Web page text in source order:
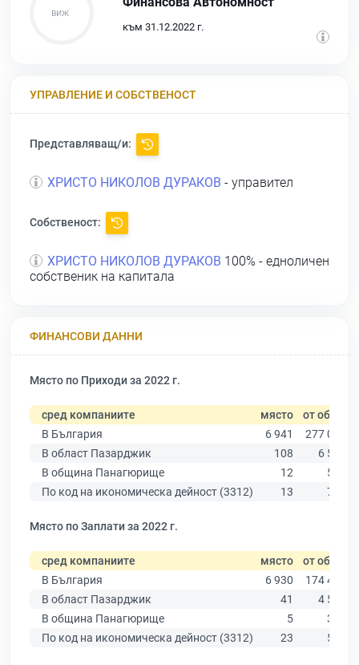
към 31.12.2022 г.
УПРАВЛЕНИЕ И СОБСТВЕНОСТ
Представляващ/и:
ХРИСТО НИКОЛОВ ДУРАКОВ - управител
Собственост:
ХРИСТО НИКОЛОВ ДУРАКОВ 100% - едноличен
собственик на капитала
ФИНАНСОВИ ДАННИ
Място по Приходи за 2022 г.
сред компаниите място от общо
В България
6 941
277 019
В област Пазарджик
108
6 511
В община Панагюрище
12
549
По код на икономическа дейност (3312)
13 786
Място по Заплати за 2022 г.
сред компаниите място от общо
В България
6 930
174 403
В област Пазарджик
41
4 545
В община Панагюрище
5
388
По код на икономическа дейност (3312)
23 521